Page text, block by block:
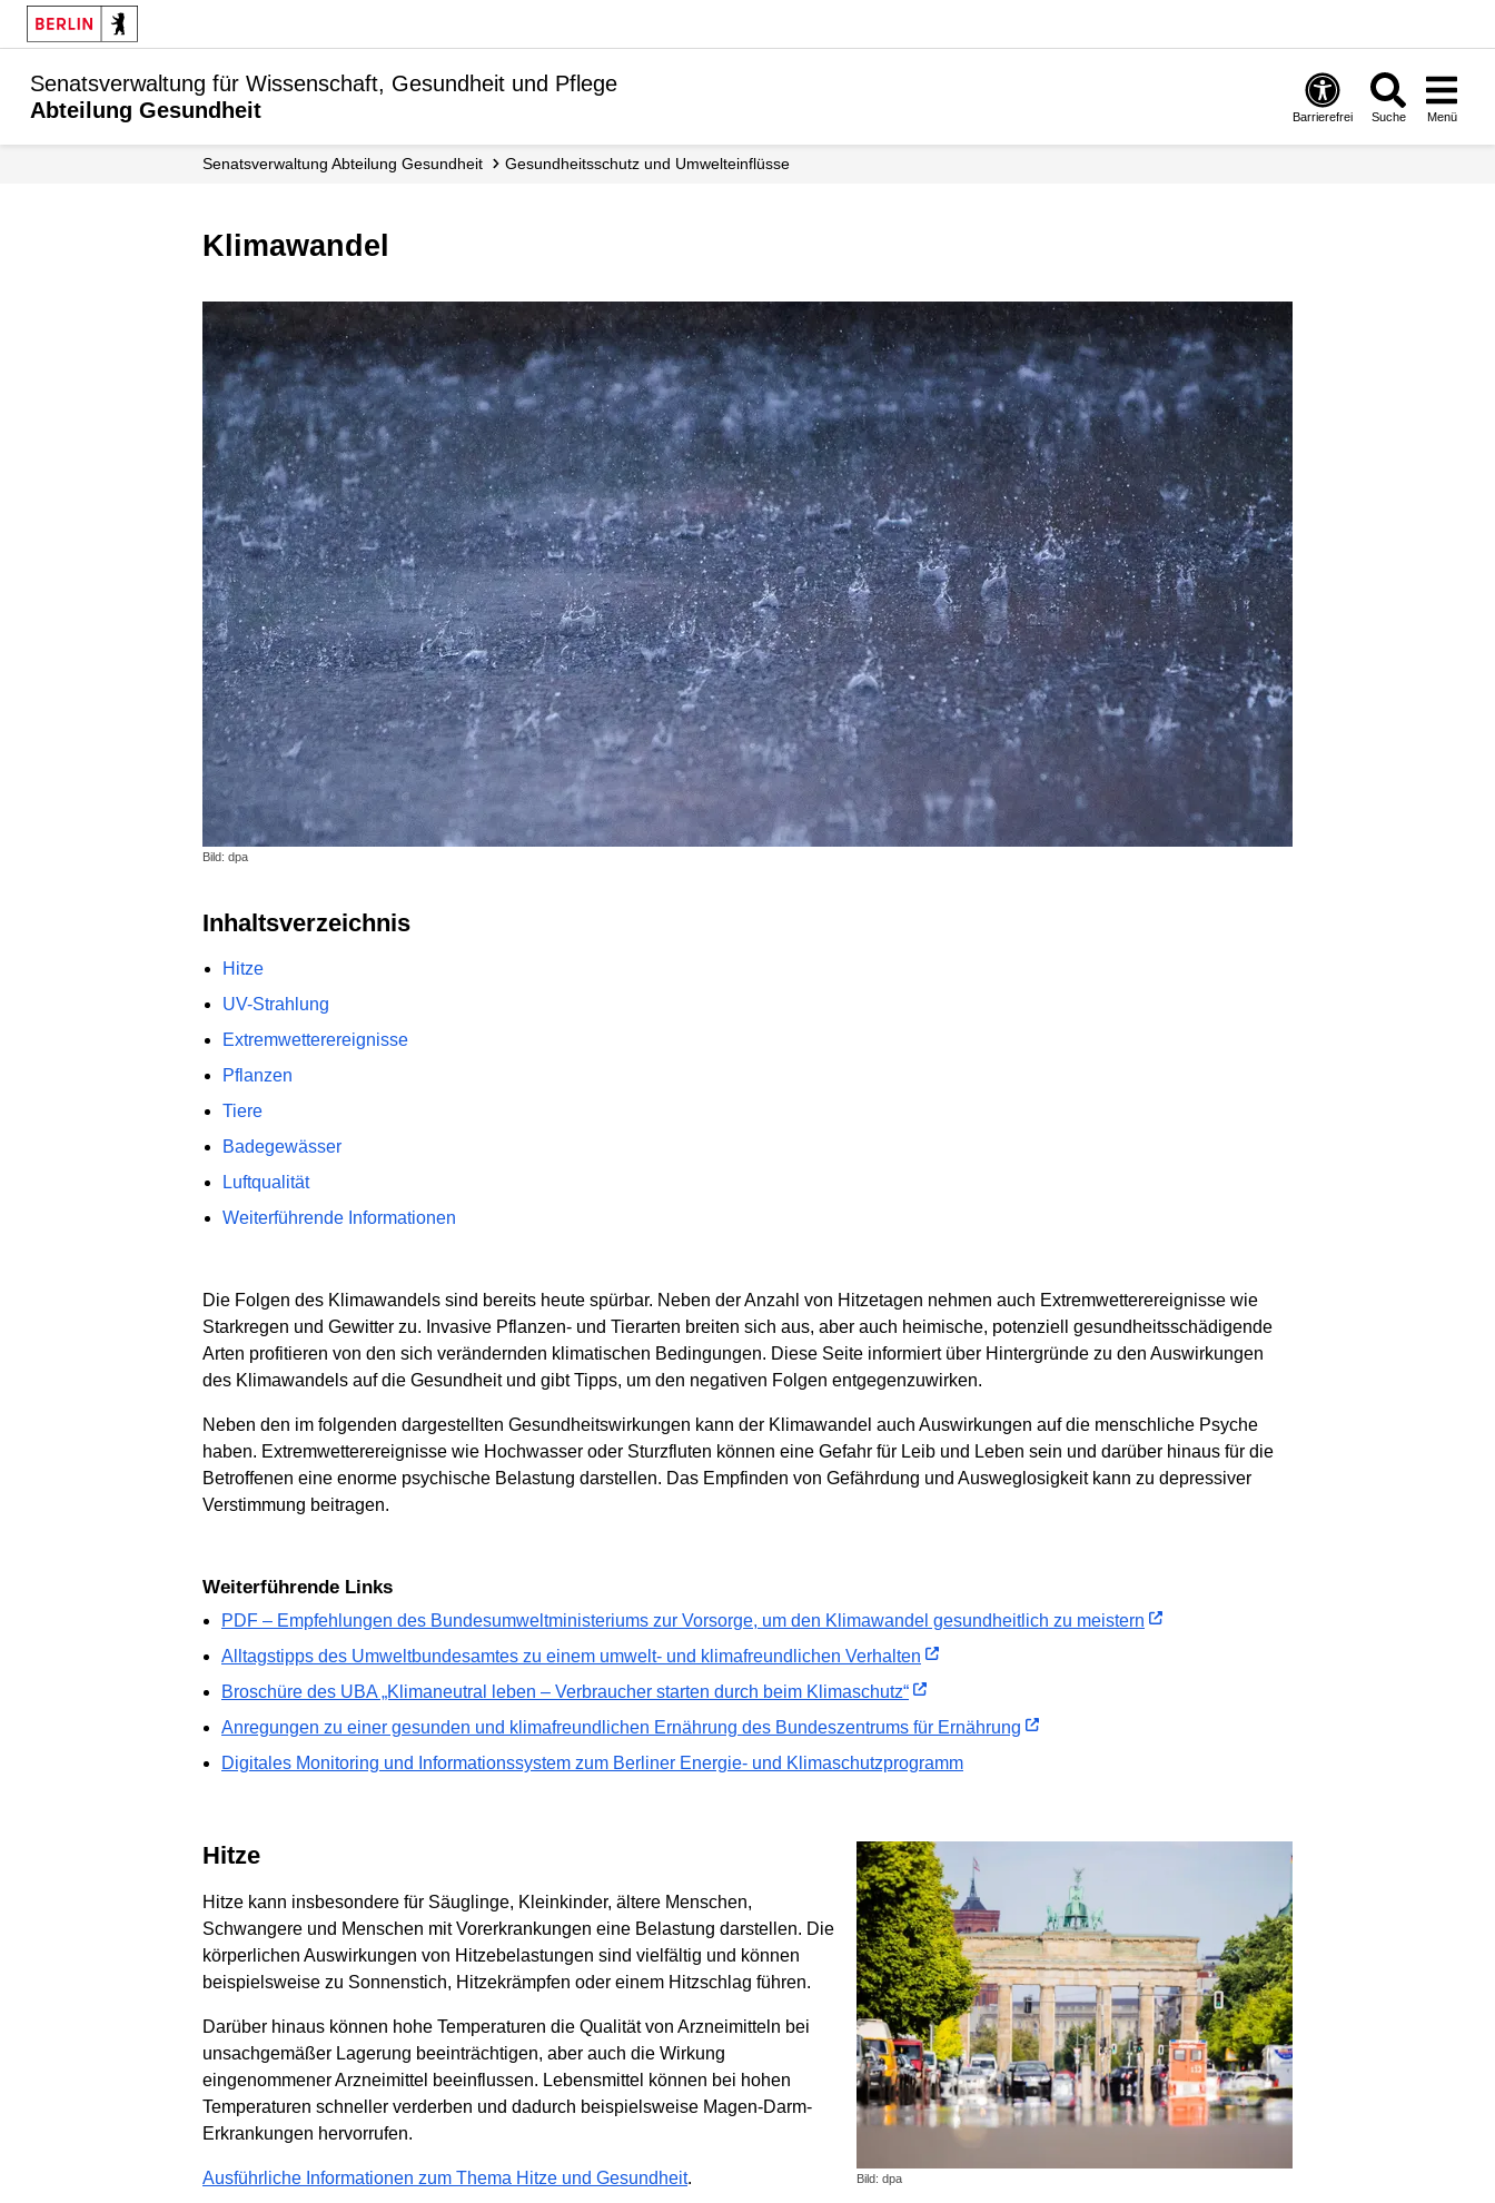
Senatsverwaltung für Wissenschaft, Gesundheit und Pflege
Abteilung Gesundheit
Barrierefrei Suche Menü
Senats­verwaltung Abteilung Gesundheit Gesundheits­schutz und Umwelteinflüsse
Klimawandel
Bild: dpa
Inhaltsverzeichnis
Hitze
UV-Strahlung
Extremwetterereignisse
Pflanzen
Tiere
Badegewässer
Luftqualität
Weiterführende Informationen
Die Folgen des Klimawandels sind bereits heute spürbar. Neben der Anzahl von Hitzetagen nehmen auch Extremwetterereignisse wie
Starkregen und Gewitter zu. Invasive Pflanzen- und Tierarten breiten sich aus, aber auch heimische, potenziell gesundheitsschädigende
Arten profitieren von den sich verändernden klimatischen Bedingungen. Diese Seite informiert über Hintergründe zu den Auswirkungen
des Klimawandels auf die Gesundheit und gibt Tipps, um den negativen Folgen entgegenzuwirken.
Neben den im folgenden dargestellten Gesundheitswirkungen kann der Klimawandel auch Auswirkungen auf die menschliche Psyche
haben. Extremwetterereignisse wie Hochwasser oder Sturzfluten können eine Gefahr für Leib und Leben sein und darüber hinaus für die
Betroffenen eine enorme psychische Belastung darstellen. Das Empfinden von Gefährdung und Ausweglosigkeit kann zu depressiver
Verstimmung beitragen.
Weiterführende Links
PDF – Empfehlungen des Bundesumweltministeriums zur Vorsorge, um den Klimawandel gesundheitlich zu meistern
Alltagstipps des Umweltbundesamtes zu einem umwelt- und klimafreundlichen Verhalten
Broschüre des UBA „Klimaneutral leben – Verbraucher starten durch beim Klimaschutz“
Anregungen zu einer gesunden und klimafreundlichen Ernährung des Bundeszentrums für Ernährung
Digitales Monitoring und Informationssystem zum Berliner Energie- und Klimaschutzprogramm
Bild: dpa
Hitze
Hitze kann insbesondere für Säuglinge, Kleinkinder, ältere Menschen,
Schwangere und Menschen mit Vorerkrankungen eine Belastung darstellen. Die
körperlichen Auswirkungen von Hitzebelastungen sind vielfältig und können
beispielsweise zu Sonnenstich, Hitzekrämpfen oder einem Hitzschlag führen.
Darüber hinaus können hohe Temperaturen die Qualität von Arzneimitteln bei
unsachgemäßer Lagerung beeinträchtigen, aber auch die Wirkung
eingenommener Arzneimittel beeinflussen. Lebensmittel können bei hohen
Temperaturen schneller verderben und dadurch beispielsweise Magen-Darm-
Erkrankungen hervorrufen.
Ausführliche Informationen zum Thema Hitze und Gesundheit.